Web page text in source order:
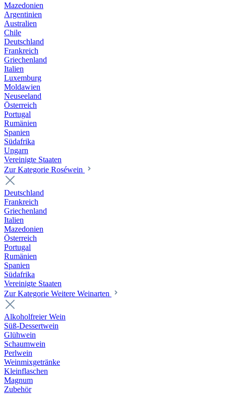
Mazedonien
Argentinien
Australien
Chile
Deutschland
Frankreich
Griechenland
Italien
Luxemburg
Moldawien
Neuseeland
Österreich
Portugal
Rumänien
Spanien
Südafrika
Ungarn
Vereinigte Staaten
Zur Kategorie Roséwein
Deutschland
Frankreich
Griechenland
Italien
Mazedonien
Österreich
Portugal
Rumänien
Spanien
Südafrika
Vereinigte Staaten
Zur Kategorie Weitere Weinarten
Alkoholfreier Wein
Süß-Dessertwein
Glühwein
Schaumwein
Perlwein
Weinmixgetränke
Kleinflaschen
Magnum
Zubehör